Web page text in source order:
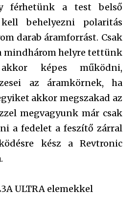
férhetünk a test belső
behelyezni polaritás
darab áramforrást. Csak
mindhárom helyre tettünk
képes működni,
az áramkörnek, ha
akkor megszakad az
megvagyunk már csak
a fedelet a feszítő zárral
kész a Revtronic